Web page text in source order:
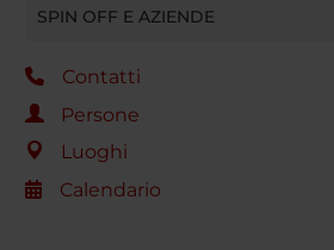
SPIN OFF E AZIENDE
Contatti
Persone
Luoghi
Calendario